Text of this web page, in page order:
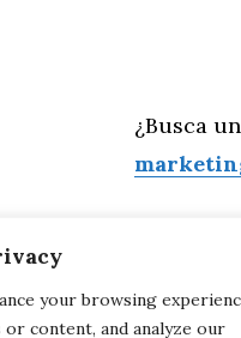
your browsing
content, and analyze our
¿Busca
General
Frases